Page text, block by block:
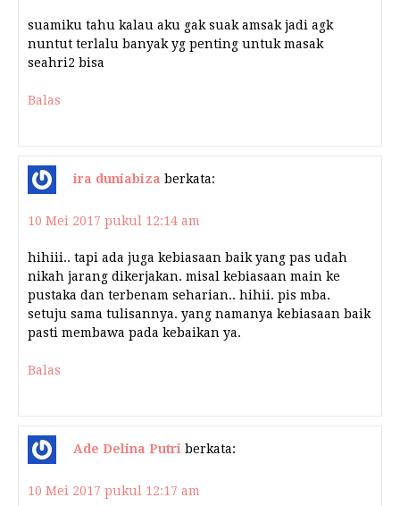
suamiku tahu kalau aku gak suak amsak jadi agk
nuntut terlalu banyak yg penting untuk masak
seahri2 bisa
Balas
ira duniabiza berkata:
10 Mei 2017 pukul 12:14 am
hihiii.. tapi ada juga kebiasaan baik yang pas udah
nikah jarang dikerjakan. misal kebiasaan main ke
pustaka dan terbenam seharian.. hihii. pis mba.
setuju sama tulisannya. yang namanya kebiasaan baik
pasti membawa pada kebaikan ya.
Balas
Ade Delina Putri berkata:
10 Mei 2017 pukul 12:17 am